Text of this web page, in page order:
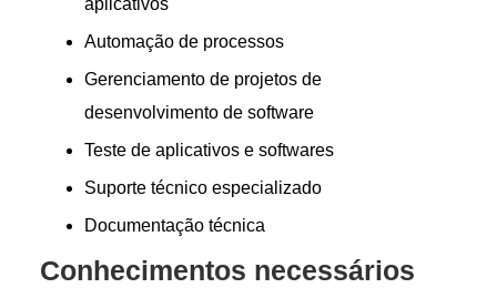
aplicativos
Automação de processos
Gerenciamento de projetos de
desenvolvimento de software
Teste de aplicativos e softwares
Suporte técnico especializado
Documentação técnica
Conhecimentos necessários